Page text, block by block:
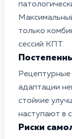
только
сессий КПТ.
адаптации
стойкие
наступают в
Риски